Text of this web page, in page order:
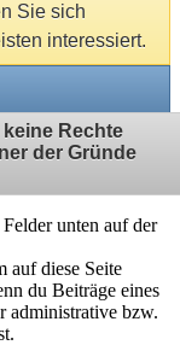
Sie sich
interessiert.
Rechte
der Gründe
unten auf der
auf diese Seite
du Beiträge eines
administrative bzw.